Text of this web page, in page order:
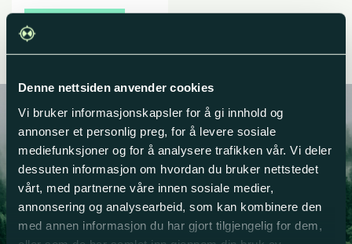
Denne nettsiden anvender cookies
Vi bruker informasjonskapsler for å gi innhold og
annonser et personlig preg, for å levere sosiale
mediefunksjoner og for å analysere trafikken vår. Vi deler
dessuten informasjon om hvordan du bruker nettstedet
vårt, med partnerne våre innen sosiale medier,
annonsering og analysearbeid, som kan kombinere den
med annen informasjon du har gjort tilgjengelig for dem,
kr 1160,00.kr 799,00.
Har du spørsmål?
Eller ønsker du å vite mer om våre
produkter?